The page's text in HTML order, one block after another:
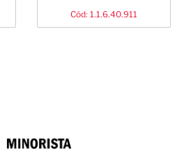
Cód: 1.1.6.40.911